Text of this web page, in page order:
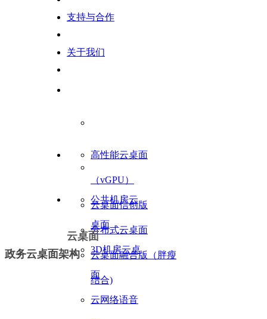
支持与合作
关于我们
高性能云桌面
（vGPU）
云桌面信创版
分布式云桌面
云桌面融合版（胖瘦
结合)
云桌面
公共机房云
桌面
3D机房云桌
面
云网络语音
政务云桌面架构